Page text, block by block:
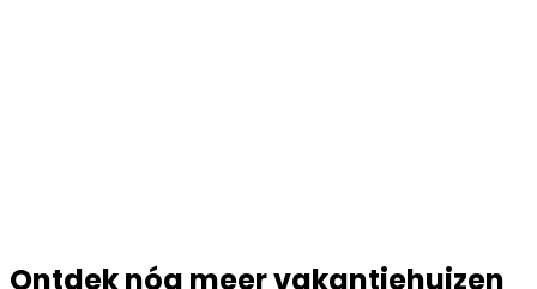
Ontdek nóg meer vakantiehuizen